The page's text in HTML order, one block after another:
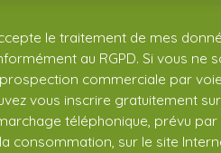
le traitement de mes
au RGPD. Si vous ne
commerciale par
vous inscrire gratuitement
téléphonique, prévu par
consommation, sur le site